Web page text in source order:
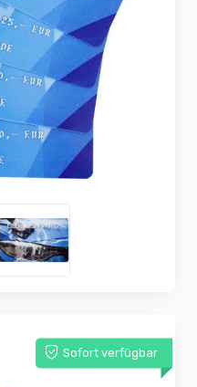
Sofort verfügbar